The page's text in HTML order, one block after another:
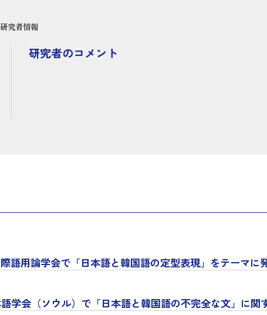
研究者情報
研究者のコメント
語用論学会で「日本語と韓国語の定型表現」をテーマに
学会（ソウル）で「日本語と韓国語の不完全な文」に関